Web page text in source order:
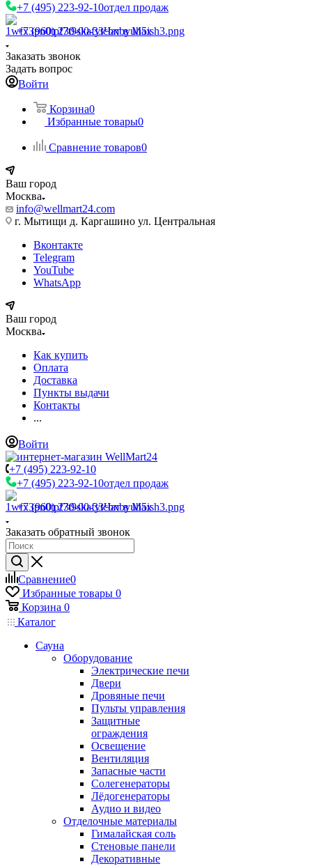
+7 (495) 223-92-10отдел продаж
+7 (960) 230-00-33Чат в Max
Заказать звонок
Задать вопрос
Войти
Корзина0
Избранные товары0
Сравнение товаров0
Ваш город
Москва
info@wellmart24.com
г. Мытищи д. Каргашино ул. Центральная
Вконтакте
Telegram
YouTube
WhatsApp
Ваш город
Москва
Как купить
Оплата
Доставка
Пункты выдачи
Контакты
...
Войти
+7 (495) 223-92-10
+7 (495) 223-92-10отдел продаж
+7 (960) 230-00-33Чат в Max
Заказать обратный звонок
Сравнение0
Избранные товары 0
Корзина 0
Каталог
Сауна
Оборудование
Электрические печи
Двери
Дровяные печи
Пульты управления
Защитные
ограждения
Освещение
Вентиляция
Запасные части
Солегенераторы
Лёдогенераторы
Аудио и видео
Отделочные материалы
Гималайская соль
Стеновые панели
Декоративные